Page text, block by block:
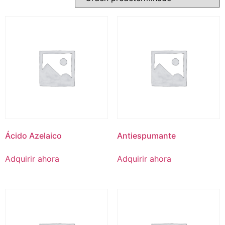
Ácido Azelaico
Adquirir ahora
Antiespumante
Adquirir ahora